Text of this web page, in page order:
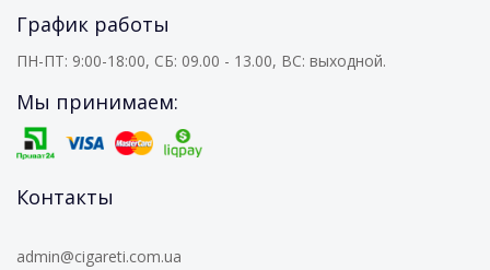
График работы
ПН-ПТ: 9:00-18:00, СБ: 09.00 - 13.00, ВС: выходной.
Мы принимаем:
Контакты
admin@cigareti.com.ua